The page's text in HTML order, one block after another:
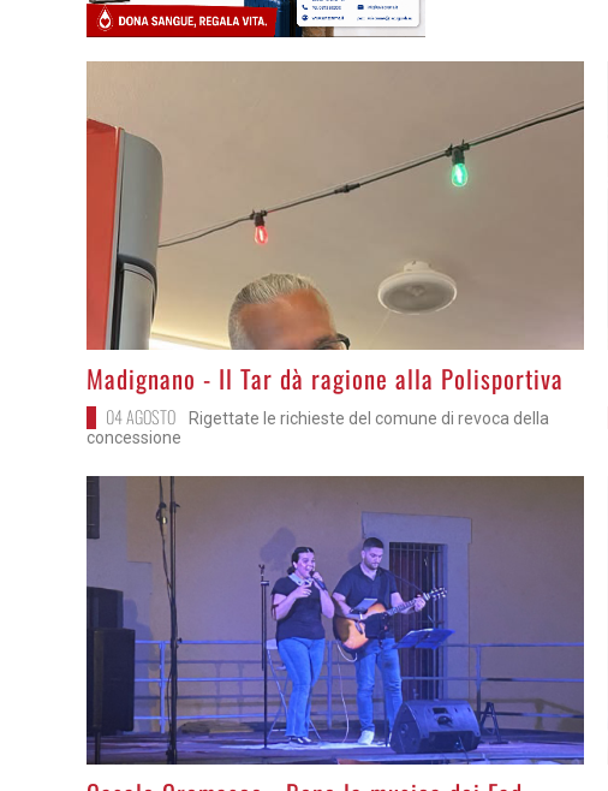
>Madignano - Il Tar dà ragione alla Polisportiva
04 AGOSTO
Rigettate le richieste del comune di revoca della
concessione
>